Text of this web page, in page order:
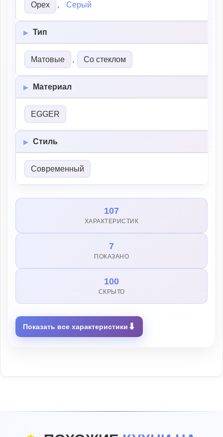
Орех , Серый
Тип
Матовые , Со стеклом
Материал
EGGER
Стиль
Современный
107
ХАРАКТЕРИСТИК
7
ПОКАЗАНО
100
СКРЫТО
Показать все характеристики ⬇